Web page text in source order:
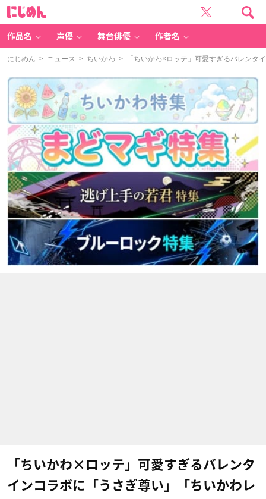
作品名 声優 舞台俳優 作者名
にじめん > ニュース > ちいかわ > 「ちいかわ×ロッテ」可愛すぎるバレンタ
「ちいかわ×ロッテ」可愛すぎるバレンタ
インコラボに「うさぎ尊い」「ちいかわレ